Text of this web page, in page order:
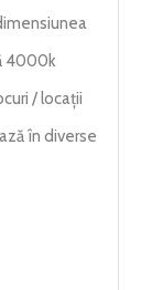
4000k
/ locații
în diverse